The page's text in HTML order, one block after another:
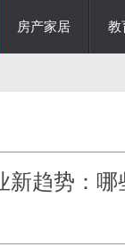
房产家居 教
新趋势：